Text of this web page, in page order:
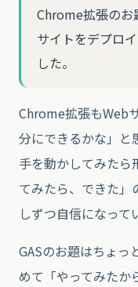
Chrome拡張のお
サイトをデプロ
した。
Chrome拡張もWeb
分にできるかな」と
手を動かしてみたら
てみたら、できた
しずつ自信になって
GASのお題はちょっ
めて「やってみたか